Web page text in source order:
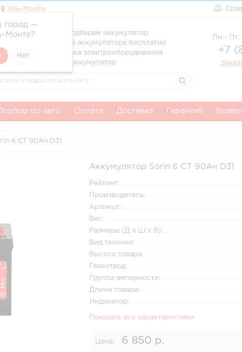
Эль-Монте
город —
Монте?
подберем аккумулятор
и установка аккумулятора бесплатно
диагностика электрооборудования
за старый аккумулятор
Пн - Пт:
+7
Подбор по авто Оплата Доставка Гарантия
6 СТ 90Ач D31
Аккумулятор Sorin 6 СТ 90Ач D31
Рейтинг:
Производитель:
Артикул:
Вес:
Размеры (Д x Ш x В):
Вид техники:
Высота товара:
Газоотвод:
Группа амперности:
Длина товара:
Индикатор:
Показать все характеристики
Цена: 6 850 р.